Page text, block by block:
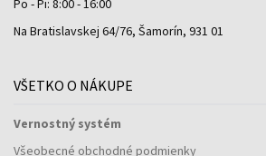
Po - Pi: 8:00 - 16:00
Na Bratislavskej 64/76, Šamorín, 931 01
VŠETKO O NÁKUPE
Vernostný systém
Všeobecné obchodné podmienky